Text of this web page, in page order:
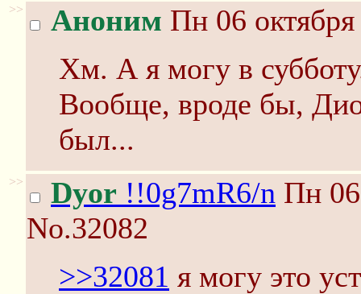
>> Аноним Пн 06
Хм. А я могу в
Вообще, вроде бы,
был...
>> Dyor !!0g7mR6/n Пн
No.32082
>>32081 я могу это